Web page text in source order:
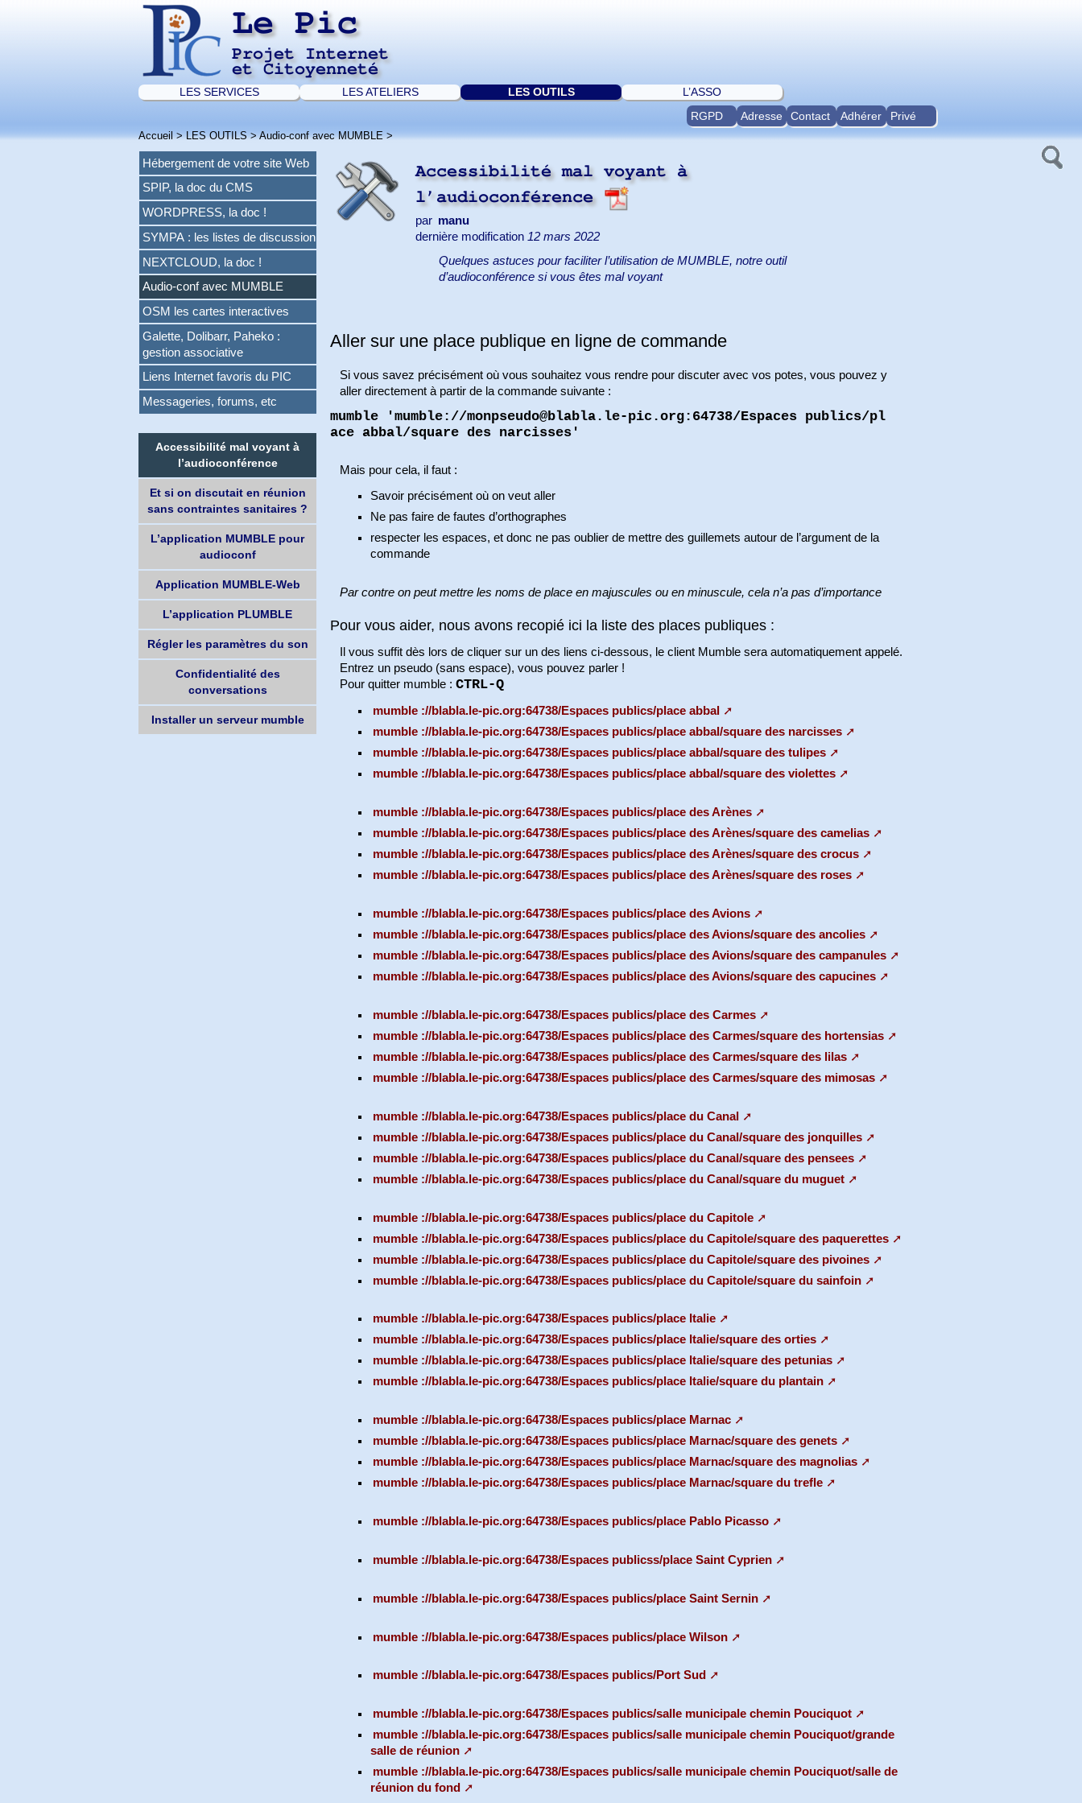
Le Pic
Projet Internet
et Citoyenneté
LES SERVICES LES ATELIERS LES OUTILS
L’ASSO
RGPD
Adresse Contact Adhérer Privé
Accueil>LES OUTILS>Audio-conf avec MUMBLE>
Hébergement de votre site Web
SPIP, la doc du CMS
WORDPRESS, la doc !
SYMPA : les listes de discussion
NEXTCLOUD, la doc !
Audio-conf avec MUMBLE
OSM les cartes interactives
Galette, Dolibarr, Paheko :
gestion associative
Liens Internet favoris du PIC
Messageries, forums, etc
Accessibilité mal voyant à
l’audioconférence
Et si on discutait en réunion
sans contraintes sanitaires ?
L’application MUMBLE pour
audioconf
Application MUMBLE-Web
L’application PLUMBLE
Régler les paramètres du son
Confidentialité des
conversations
Installer un serveur mumble
Accessibilité mal voyant à
l’audioconférence
par manu
dernière modification 12 mars 2022
Quelques astuces pour faciliter l’utilisation de MUMBLE, notre outil
d’audioconférence si vous êtes mal voyant
Aller sur une place publique en ligne de commande
Si vous savez précisément où vous souhaitez vous rendre pour discuter avec vos potes, vous pouvez y
aller directement à partir de la commande suivante :
mumble 'mumble://monpseudo@blabla.le-pic.org:64738/Espaces publics/pl
ace abbal/square des narcisses'
Mais pour cela, il faut :
Savoir précisément où on veut aller
Ne pas faire de fautes d’orthographes
respecter les espaces, et donc ne pas oublier de mettre des guillemets autour de l’argument de la
commande
Par contre on peut mettre les noms de place en majuscules ou en minuscule, cela n’a pas d’importance
Pour vous aider, nous avons recopié ici la liste des places publiques :
Il vous suffit dès lors de cliquer sur un des liens ci-dessous, le client Mumble sera automatiquement appelé.
Entrez un pseudo (sans espace), vous pouvez parler !
Pour quitter mumble : CTRL-Q
mumble ://blabla.le-pic.org:64738/Espaces publics/place abbal
mumble ://blabla.le-pic.org:64738/Espaces publics/place abbal/square des narcisses
mumble ://blabla.le-pic.org:64738/Espaces publics/place abbal/square des tulipes
mumble ://blabla.le-pic.org:64738/Espaces publics/place abbal/square des violettes
mumble ://blabla.le-pic.org:64738/Espaces publics/place des Arènes
mumble ://blabla.le-pic.org:64738/Espaces publics/place des Arènes/square des camelias
mumble ://blabla.le-pic.org:64738/Espaces publics/place des Arènes/square des crocus
mumble ://blabla.le-pic.org:64738/Espaces publics/place des Arènes/square des roses
mumble ://blabla.le-pic.org:64738/Espaces publics/place des Avions
mumble ://blabla.le-pic.org:64738/Espaces publics/place des Avions/square des ancolies
mumble ://blabla.le-pic.org:64738/Espaces publics/place des Avions/square des campanules
mumble ://blabla.le-pic.org:64738/Espaces publics/place des Avions/square des capucines
mumble ://blabla.le-pic.org:64738/Espaces publics/place des Carmes
mumble ://blabla.le-pic.org:64738/Espaces publics/place des Carmes/square des hortensias
mumble ://blabla.le-pic.org:64738/Espaces publics/place des Carmes/square des lilas
mumble ://blabla.le-pic.org:64738/Espaces publics/place des Carmes/square des mimosas
mumble ://blabla.le-pic.org:64738/Espaces publics/place du Canal
mumble ://blabla.le-pic.org:64738/Espaces publics/place du Canal/square des jonquilles
mumble ://blabla.le-pic.org:64738/Espaces publics/place du Canal/square des pensees
mumble ://blabla.le-pic.org:64738/Espaces publics/place du Canal/square du muguet
mumble ://blabla.le-pic.org:64738/Espaces publics/place du Capitole
mumble ://blabla.le-pic.org:64738/Espaces publics/place du Capitole/square des paquerettes
mumble ://blabla.le-pic.org:64738/Espaces publics/place du Capitole/square des pivoines
mumble ://blabla.le-pic.org:64738/Espaces publics/place du Capitole/square du sainfoin
mumble ://blabla.le-pic.org:64738/Espaces publics/place Italie
mumble ://blabla.le-pic.org:64738/Espaces publics/place Italie/square des orties
mumble ://blabla.le-pic.org:64738/Espaces publics/place Italie/square des petunias
mumble ://blabla.le-pic.org:64738/Espaces publics/place Italie/square du plantain
mumble ://blabla.le-pic.org:64738/Espaces publics/place Marnac
mumble ://blabla.le-pic.org:64738/Espaces publics/place Marnac/square des genets
mumble ://blabla.le-pic.org:64738/Espaces publics/place Marnac/square des magnolias
mumble ://blabla.le-pic.org:64738/Espaces publics/place Marnac/square du trefle
mumble ://blabla.le-pic.org:64738/Espaces publics/place Pablo Picasso
mumble ://blabla.le-pic.org:64738/Espaces publicss/place Saint Cyprien
mumble ://blabla.le-pic.org:64738/Espaces publics/place Saint Sernin
mumble ://blabla.le-pic.org:64738/Espaces publics/place Wilson
mumble ://blabla.le-pic.org:64738/Espaces publics/Port Sud
mumble ://blabla.le-pic.org:64738/Espaces publics/salle municipale chemin Pouciquot
mumble ://blabla.le-pic.org:64738/Espaces publics/salle municipale chemin Pouciquot/grande
salle de réunion
mumble ://blabla.le-pic.org:64738/Espaces publics/salle municipale chemin Pouciquot/salle de
réunion du fond